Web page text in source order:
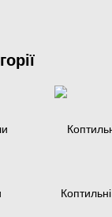
Коптильні